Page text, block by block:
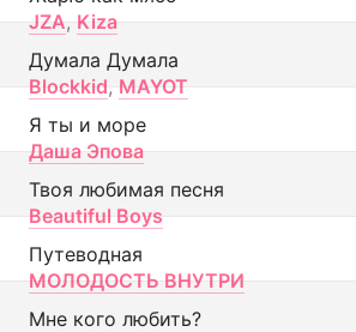
JZA, Kiza
Думала Думала
Blockkid, MAYOT
Я ты и море
Даша Эпова
Твоя любимая песня
Beautiful Boys
Путеводная
МОЛОДОСТЬ ВНУТРИ
Мне кого любить?